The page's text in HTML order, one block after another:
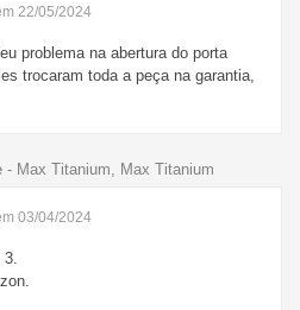
22/05/2024
problema na abertura do porta
trocaram toda a peça na garantia,
- Max Titanium, Max Titanium
03/04/2024
3.